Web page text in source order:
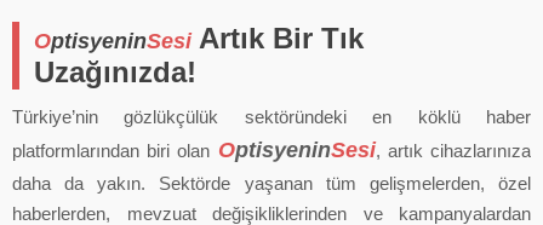
OptisyeninSesiArtık Bir Tık
Uzağınızda!
Türkiye’nin gözlükçülük sektöründeki en köklü haber
platformlarından biri olan OptisyeninSesi, artık cihazlarınıza
daha da yakın. Sektörde yaşanan tüm gelişmelerden, özel
haberlerden, mevzuat değişikliklerinden ve kampanyalardan